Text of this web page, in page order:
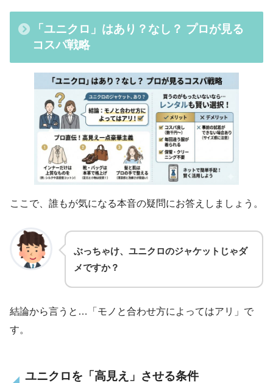
「ユニクロ」はあり？なし？ プロが見る
コスパ戦略
ここで、誰もが気になる本音の疑問にお答えしましょう。
ぶっちゃけ、ユニクロのジャケットじゃダ
メですか？
結論から言うと…「モノと合わせ方によってはアリ」で
す。
ユニクロを「高見え」させる条件